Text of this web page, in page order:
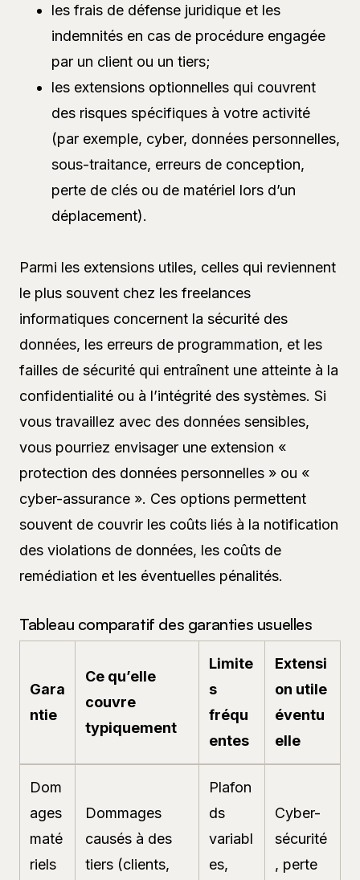
les frais de défense juridique et les
indemnités en cas de procédure engagée
par un client ou un tiers;
les extensions optionnelles qui couvrent
des risques spécifiques à votre activité
(par exemple, cyber, données personnelles,
sous-traitance, erreurs de conception,
perte de clés ou de matériel lors d’un
déplacement).
Parmi les extensions utiles, celles qui reviennent
le plus souvent chez les freelances
informatiques concernent la sécurité des
données, les erreurs de programmation, et les
failles de sécurité qui entraînent une atteinte à la
confidentialité ou à l’intégrité des systèmes. Si
vous travaillez avec des données sensibles,
vous pourriez envisager une extension «
protection des données personnelles » ou «
cyber-assurance ». Ces options permettent
souvent de couvrir les coûts liés à la notification
des violations de données, les coûts de
remédiation et les éventuelles pénalités.
Tableau comparatif des garanties usuelles
Gara
ntie
Ce qu’elle
couvre
typiquement
Limite
s
fréqu
entes
Extensi
on utile
éventu
elle
Dom
ages
maté
riels
Dommages
causés à des
tiers (clients,
Plafon
ds
variabl
es,
Cyber-
sécurité
, perte